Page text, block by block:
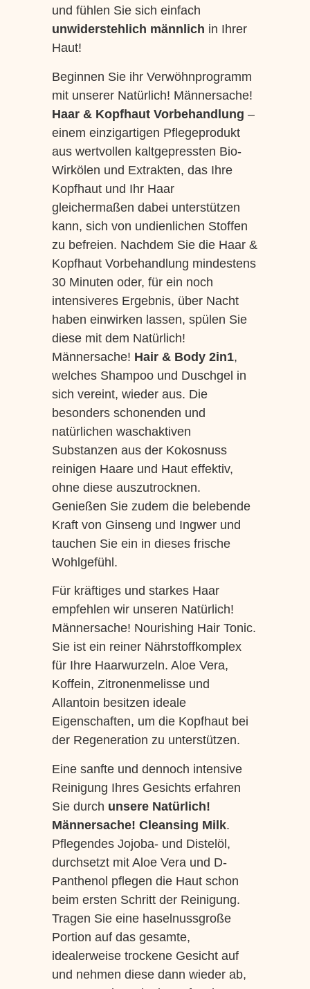
und fühlen Sie sich einfach
unwiderstehlich männlich in Ihrer
Haut!
Beginnen Sie ihr Verwöhnprogramm
mit unserer Natürlich! Männersache!
Haar & Kopfhaut Vorbehandlung –
einem einzigartigen Pflegeprodukt
aus wertvollen kaltgepressten Bio-
Wirkölen und Extrakten, das Ihre
Kopfhaut und Ihr Haar
gleichermaßen dabei unterstützen
kann, sich von undienlichen Stoffen
zu befreien. Nachdem Sie die Haar &
Kopfhaut Vorbehandlung mindestens
30 Minuten oder, für ein noch
intensiveres Ergebnis, über Nacht
haben einwirken lassen, spülen Sie
diese mit dem Natürlich!
Männersache! Hair & Body 2in1,
welches Shampoo und Duschgel in
sich vereint, wieder aus. Die
besonders schonenden und
natürlichen waschaktiven
Substanzen aus der Kokosnuss
reinigen Haare und Haut effektiv,
ohne diese auszutrocknen.
Genießen Sie zudem die belebende
Kraft von Ginseng und Ingwer und
tauchen Sie ein in dieses frische
Wohlgefühl.
Für kräftiges und starkes Haar
empfehlen wir unseren Natürlich!
Männersache! Nourishing Hair Tonic.
Sie ist ein reiner Nährstoffkomplex
für Ihre Haarwurzeln. Aloe Vera,
Koffein, Zitronenmelisse und
Allantoin besitzen ideale
Eigenschaften, um die Kopfhaut bei
der Regeneration zu unterstützen.
Eine sanfte und dennoch intensive
Reinigung Ihres Gesichts erfahren
Sie durch unsere Natürlich!
Männersache! Cleansing Milk.
Pflegendes Jojoba- und Distelöl,
durchsetzt mit Aloe Vera und D-
Panthenol pflegen die Haut schon
beim ersten Schritt der Reinigung.
Tragen Sie eine haselnussgroße
Portion auf das gesamte,
idealerweise trockene Gesicht auf
und nehmen diese dann wieder ab,